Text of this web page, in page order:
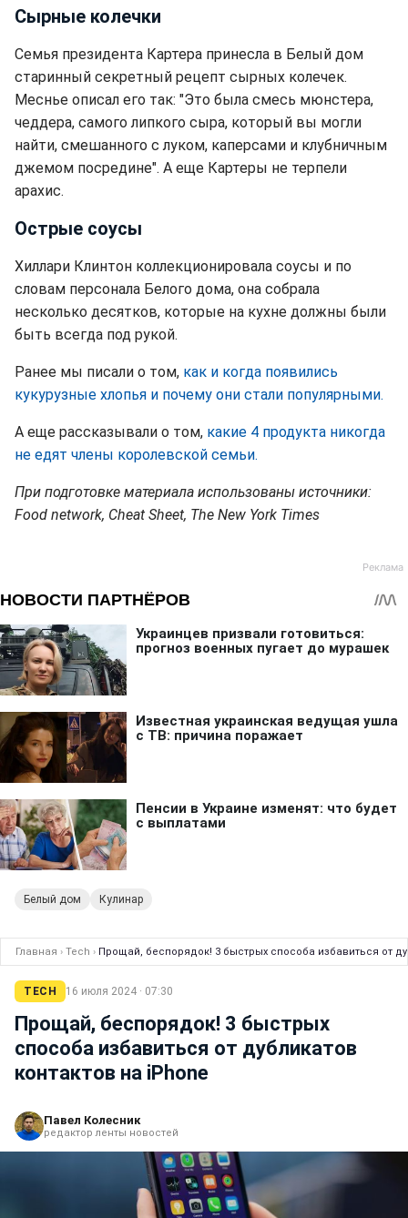
Сырные колечки
Семья президента Картера принесла в Белый дом
старинный секретный рецепт сырных колечек.
Меснье описал его так: "Это была смесь мюнстера,
чеддера, самого липкого сыра, который вы могли
найти, смешанного с луком, каперсами и клубничным
джемом посредине". А еще Картеры не терпели
арахис.
Острые соусы
Хиллари Клинтон коллекционировала соусы и по
словам персонала Белого дома, она собрала
несколько десятков, которые на кухне должны были
быть всегда под рукой.
Ранее мы писали о том, как и когда появились
кукурузные хлопья и почему они стали популярными.
А еще рассказывали о том, какие 4 продукта никогда
не едят члены королевской семьи.
При подготовке материала использованы источники:
Food network, Cheat Sheet, The New York Times
Белый дом Кулинар
Главная › Tech › Прощай, беспорядок! 3 быстрых способа избавиться от
TECH 16 июля 2024 · 07:30
Прощай, беспорядок! 3 быстрых
способа избавиться от дубликатов
контактов на iPhone
Павел Колесник
редактор ленты новостей